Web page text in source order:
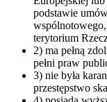
podstawie
terytorium
2) ma pełną
pełni praw
3) nie była
przestępstwo